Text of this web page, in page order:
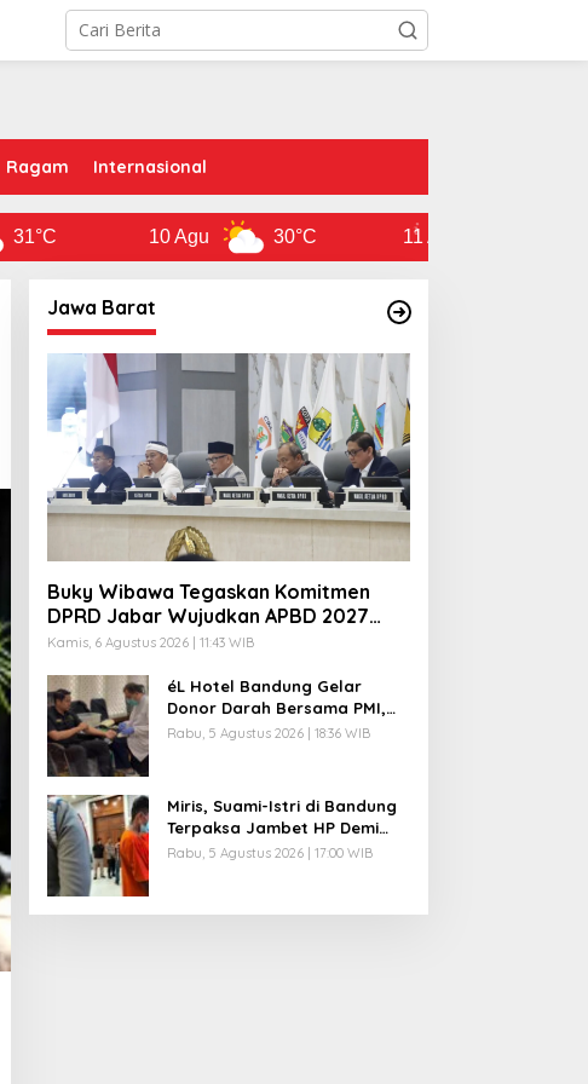
Ragam Internasional
30°C
Jawa Barat
Buky Wibawa Tegaskan Komitmen
DPRD Jabar Wujudkan APBD 2027
Berkualitas
Kamis, 6 Agustus 2026 | 11:43 WIB
éL Hotel Bandung Gelar
Donor Darah Bersama PMI,
Hadirkan Pemeriksaan
Rabu, 5 Agustus 2026 | 18:36 WIB
Miris, Suami-Istri di Bandung
Terpaksa Jambet HP Demi
Sesuap Nasi dan Susu Anak
Rabu, 5 Agustus 2026 | 17:00 WIB